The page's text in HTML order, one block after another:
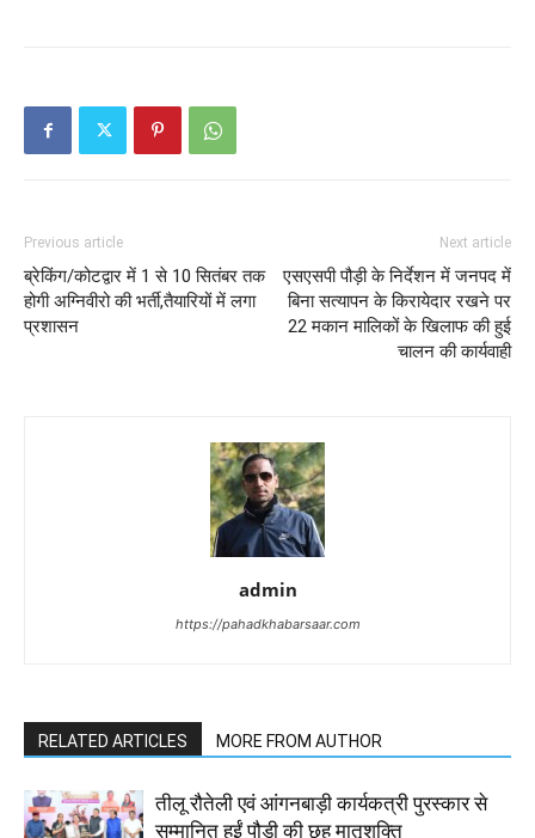
Previous article
ब्रेकिंग/कोटद्वार में 1 से 10 सितंबर तक
होगी अग्निवीरो की भर्ती,तैयारियों में लगा
प्रशासन
Next article
एसएसपी पौड़ी के निर्देशन में जनपद में
बिना सत्यापन के किरायेदार रखने पर
22 मकान मालिकों के खिलाफ की हुई
चालन की कार्यवाही
admin
https://pahadkhabarsaar.com
RELATED ARTICLES MORE FROM AUTHOR
तीलू रौतेली एवं आंगनबाड़ी कार्यकत्री पुरस्कार से
सम्मानित हुईं पौड़ी की छह मातृशक्ति